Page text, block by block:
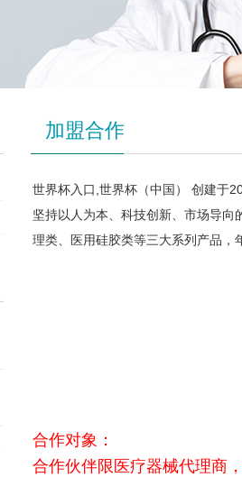
加盟合作
世界杯入口,世界杯（中国） 创建于
坚持以人为本、科技创新、市场导
理类、医用硅胶类等三大系列产品，
合作对象：
合作伙伴限医疗器械代理商